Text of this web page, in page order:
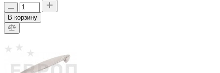
В корзину